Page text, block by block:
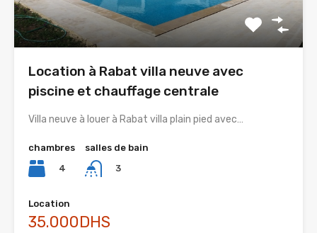
Location à Rabat villa neuve avec
piscine et chauffage centrale
Villa neuve à louer à Rabat villa plain pied avec…
chambres
4
salles de bain
3
Location
35.000DHS